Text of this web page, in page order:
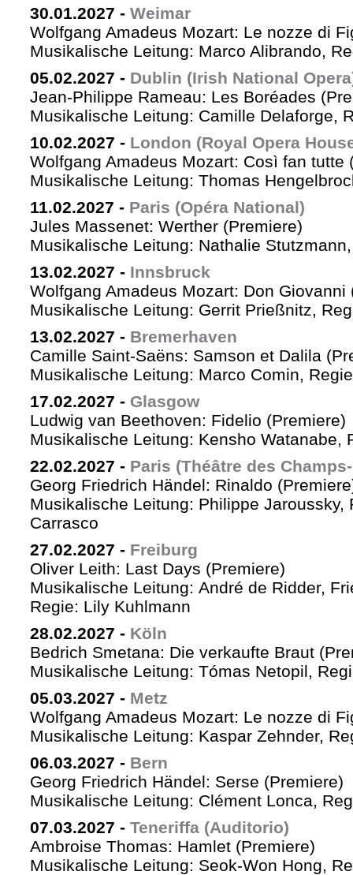
30.01.2027 - Weimar
Wolfgang Amadeus Mozart: Le nozze di
Musikalische Leitung: Marco Alibrando,
05.02.2027 - Dublin (Irish National
Jean-Philippe Rameau: Les Boréades
Musikalische Leitung: Camille Delaforge,
10.02.2027 - London (Royal Opera
Wolfgang Amadeus Mozart: Così fan tutte
Musikalische Leitung: Thomas
11.02.2027 - Paris (Opéra National)
Jules Massenet: Werther (Premiere)
Musikalische Leitung: Nathalie
13.02.2027 - Innsbruck
Wolfgang Amadeus Mozart: Don Giovanni
Musikalische Leitung: Gerrit Prießnitz,
13.02.2027 - Bremerhaven
Camille Saint-Saëns: Samson et Dalila
Musikalische Leitung: Marco Comin,
17.02.2027 - Glasgow
Ludwig van Beethoven: Fidelio (Premiere)
Musikalische Leitung: Kensho Watanabe,
22.02.2027 - Paris (Théâtre des
Georg Friedrich Händel: Rinaldo
Musikalische Leitung: Philippe Jaroussky,
Carrasco
27.02.2027 - Freiburg
Oliver Leith: Last Days (Premiere)
Musikalische Leitung: André de Ridder,
Regie: Lily Kuhlmann
28.02.2027 - Köln
Bedrich Smetana: Die verkaufte Braut
Musikalische Leitung: Tómas Netopil,
05.03.2027 - Metz
Wolfgang Amadeus Mozart: Le nozze di
Musikalische Leitung: Kaspar Zehnder,
06.03.2027 - Bern
Georg Friedrich Händel: Serse (Premiere)
Musikalische Leitung: Clément Lonca,
07.03.2027 - Teneriffa (Auditorio)
Ambroise Thomas: Hamlet (Premiere)
Musikalische Leitung: Seok-Won Hong,